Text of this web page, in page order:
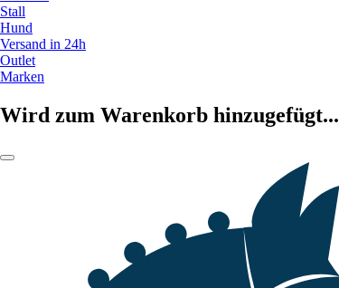
Stall
Hund
Versand in 24h
Outlet
Marken
Wird zum Warenkorb hinzugefügt...